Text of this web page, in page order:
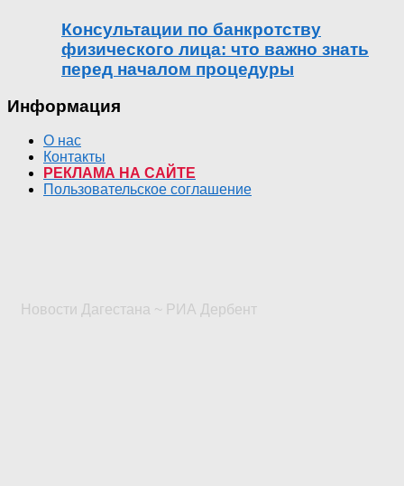
Консультации по банкротству
физического лица: что важно знать
перед началом процедуры
Информация
О нас
Контакты
РЕКЛАМА НА САЙТЕ
Пользовательское соглашение
Новости Дагестана ~ РИА Дербент